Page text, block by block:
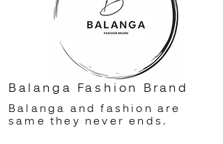
Balanga Fashion Brand
Balanga and fashion are
same they never ends.